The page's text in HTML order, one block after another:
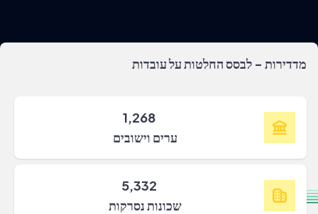
מדדירות - לבסס החלטות על עובדות
1,268
ערים וישובים
5,332
שכונות נסרקות